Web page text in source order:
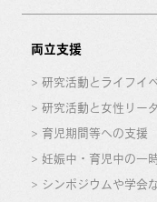
両立支援
研究活動とライフイ
研究活動と女性リー
育児期間等への支援
妊娠中・育児中の一
シンポジウムや学会